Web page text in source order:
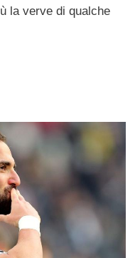
la verve di qualche